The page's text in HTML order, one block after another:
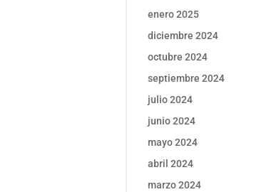
enero 2025
diciembre 2024
octubre 2024
septiembre 2024
julio 2024
junio 2024
mayo 2024
abril 2024
marzo 2024